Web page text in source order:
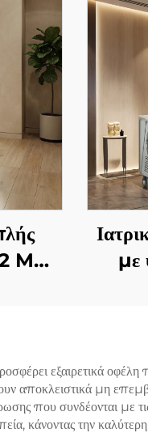
MHz
με
μη
εξαιρετικά οφέλη
αποκλειστικά μη
που συνδέονται με
κάνοντας την